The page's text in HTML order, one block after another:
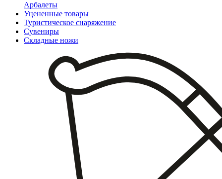
Арбалеты
Уцененные товары
Туристическое снаряжение
Сувениры
Складные ножи